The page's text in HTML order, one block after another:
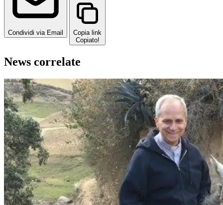
Condividi via Email
Copia link
Copiato!
News correlate